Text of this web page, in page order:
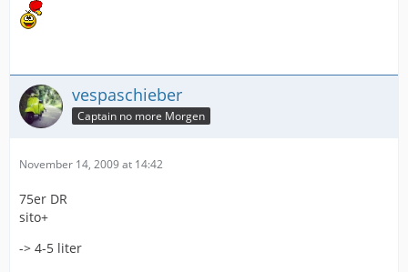
vespaschieber
Captain no more Morgen
November 14, 2009 at 14:42
75er DR
sito+
-> 4-5 liter